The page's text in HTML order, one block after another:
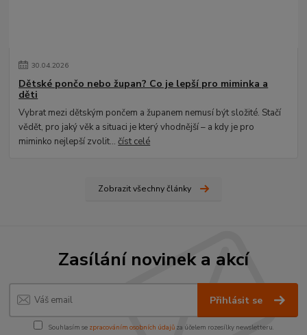
30.04.2026
Dětské pončo nebo župan? Co je lepší pro miminka a
děti
Vybrat mezi dětským pončem a županem nemusí být složité. Stačí
vědět, pro jaký věk a situaci je který vhodnější – a kdy je pro
miminko nejlepší zvolit...číst celé
Zobrazit všechny články
Zasílání novinek a akcí
Přihlásit se
Souhlasím se zpracováním osobních údajůza účelem rozesílky newsletteru.